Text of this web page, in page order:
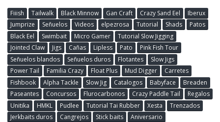
Fiiish Tailwalk Black Minnow Gan Craft Crazy Sand Eel
Iberux
Jumprize
Señuelos Videos elpezrosa Tutorial Shads
Patos
Black Eel
Swimbait Micro Gamer
Tutorial Slow Jigging
Jointed Claw
Jigs Cañas Lipless Pato
Pink Fish Tour
Señuelos blandos
Señuelos duros Flotantes
Slow Jigs
Power Tail
Familia Crazy Float Plus Mud Digger
Carretes
Fishbook
Alpha Tackle Slow Jig Catalogos Babyface
Breaden
Paseantes
Concursos Flurocarbonos Crazy Paddle Tail
Regalos
Unitika
HMKL Pudlee Tutorial Tai Rubber Xesta
Trenzados
Jerkbaits duros
Cangrejos Stick baits
Aniversario